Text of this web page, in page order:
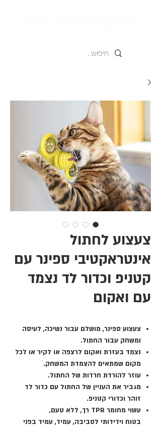
צעצוע לחתול
אינטראקטיבי ספינר עם
קטניפ וכדור לד נצמד
עם ואקום
צעצוע ספינר, מושלם עבור נשיכה, לעיסה
ומשחק עבור החתול.
נצמד בעזרת ואקום לרצפה או לקיר או לכל
מקום שמתאים להצמדת המשחק.
עוזר להורדת חרדות של החתול.
מגביר את העניין של החתול עם כדור לד
זוהר וכדורי קטניפ.
עשוי מחומר TPR רך, ללא טעם,
בטוח וידידותי לסביבה, עמיד, עמיד בפני